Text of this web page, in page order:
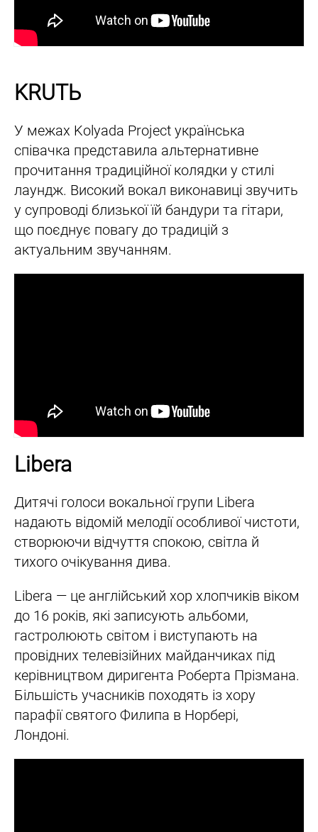
KRUTЬ
У межах Kolyada Project українська
співачка представила альтернативне
прочитання традиційної колядки у стилі
лаундж. Високий вокал виконавиці звучить
у супроводі близької їй бандури та гітари,
що поєднує повагу до традицій з
актуальним звучанням.
Libera
Дитячі голоси вокальної групи Libera
надають відомій мелодії особливої чистоти,
створюючи відчуття спокою, світла й
тихого очікування дива.
Libera — це англійський хор хлопчиків віком
до 16 років, які записують альбоми,
гастролюють світом і виступають на
провідних телевізійних майданчиках під
керівництвом диригента Роберта Прізмана.
Більшість учасників походять із хору
парафії святого Филипа в Норбері,
Лондоні.